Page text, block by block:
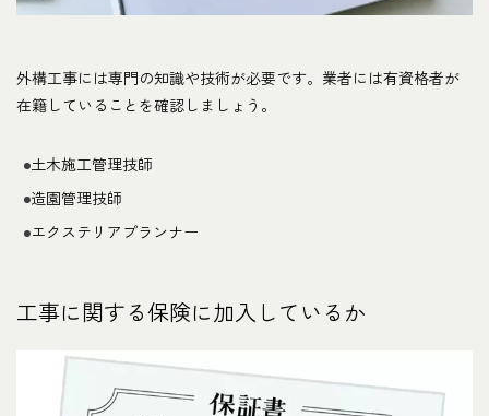
外構工事には専門の知識や技術が必要です。業者には有資格者が
在籍していることを確認しましょう。
土木施工管理技師
造園管理技師
エクステリアプランナー
工事に関する保険に加入しているか